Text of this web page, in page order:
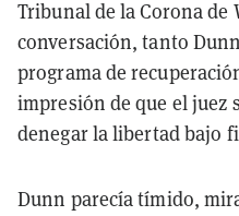
Tribunal de la Corona de
conversación, tanto
programa de
impresión de que el juez
denegar la libertad bajo
Dunn parecía tímido,